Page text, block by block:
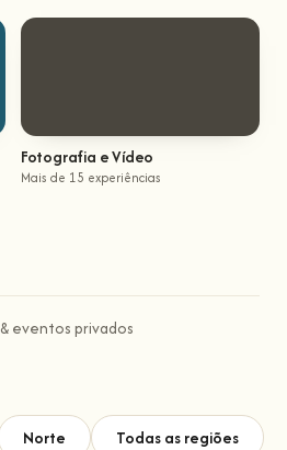
Fotografia e Vídeo
Mais de 15 experiências
& eventos privados
Norte Todas as regiões